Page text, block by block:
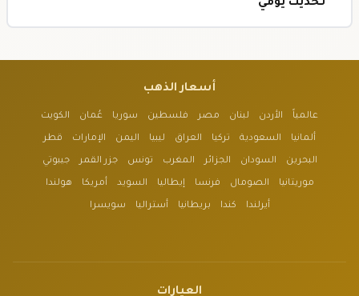
تحديث يومي
أسعار الذهب
عالمياً الأردن لبنان مصر فلسطين سوريا عُمان الكويت
ألمانيا السعودية تركيا العراق ليبيا اليمن الإمارات قطر
البحرين السودان الجزائر المغرب تونس جزر القمر جيبوتي
موريتانيا الصومال فرنسا إيطاليا السويد أمريكا هولندا
أيرلندا كندا بريطانيا أستراليا سويسرا
العيارات